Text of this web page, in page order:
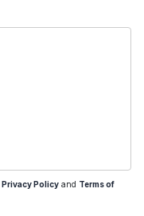
Privacy Policy and Terms of